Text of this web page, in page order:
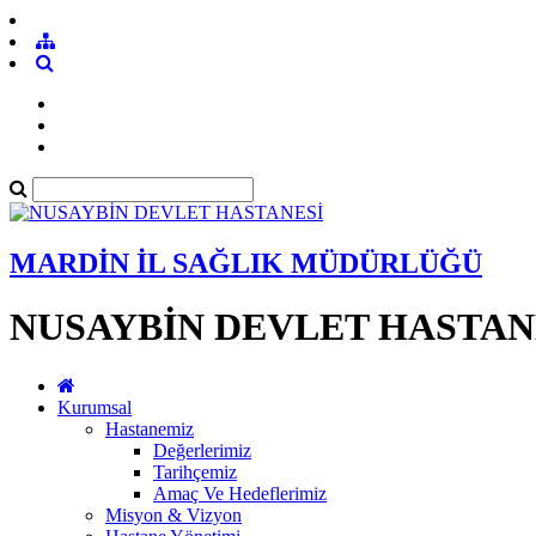
MARDİN İL SAĞLIK MÜDÜRLÜĞÜ
NUSAYBİN DEVLET
Kurumsal
Hastanemiz
Değerlerimiz
Tarihçemiz
Amaç Ve Hedeflerimiz
Misyon & Vizyon